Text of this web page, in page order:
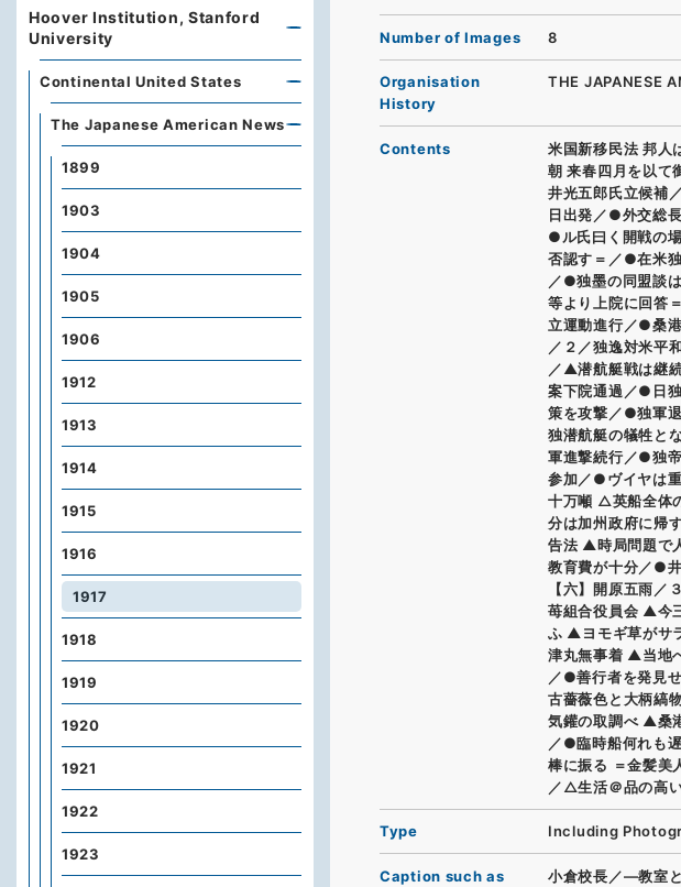
Number of Images 8
Organisation
History
THE JAPANESE
Contents
米国新移民法 邦人
朝 来春四月を以
井光五郎氏立候補
日出発／●外交総
●ル氏曰く開戦の
否認す＝／●在米
／●独墨の同盟談
等より上院に回答
立運動進行／●桑
／２／独逸対米平
／▲潜航艇戦は継
案下院通過／●日
策を攻撃／●独軍
独潜航艇の犠牲と
軍進撃続行／●独
参加／●ヴイヤは
十万噸 △英船全体
分は加州政府に帰
告法 ▲時局問題で
教育費が十分／●
【六】開原五雨
苺組合役員会 ▲今
ふ ▲ヨモギ草がサ
津丸無事着 ▲当地
／●善行者を発見
古薔薇色と大柄縞
気鑵の取調べ ▲桑
／●臨時船何れも
棒に振る ＝金髪
／△生活＠品の高
Type Including
Caption such as
小倉校長／―教室
Hoover Institution, Stanford
University
Continental United States
The Japanese American News
1899
1903
1904
1905
1906
1912
1913
1914
1915
1916
1917
1918
1919
1920
1921
1922
1923